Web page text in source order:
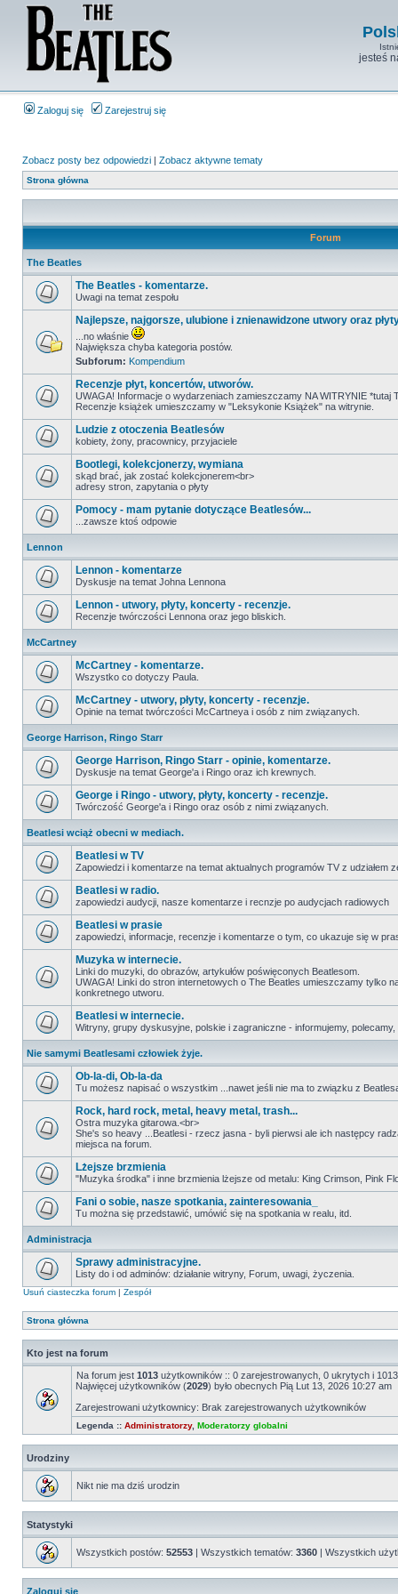
jesteś
Zaloguj się Zarejestruj się
Zobacz posty bez odpowiedzi | Zobacz aktywne tematy
Strona główna
Forum
The Beatles
The Beatles - komentarze.
Uwagi na temat zespołu
Najlepsze, najgorsze, ulubione i znienawidzone utwory oraz
...no właśnie
Największa chyba kategoria postów.
Subforum: Kompendium
Recenzje płyt, koncertów, utworów.
UWAGA! Informacje o wydarzeniach zamieszczamy NA WITRYNIE *tutaj
Recenzje książek umieszczamy w "Leksykonie Książek" na witrynie.
Ludzie z otoczenia Beatlesów
kobiety, żony, pracownicy, przyjaciele
Bootlegi, kolekcjonerzy, wymiana
skąd brać, jak zostać kolekcjonerem<br>
adresy stron, zapytania o płyty
Pomocy - mam pytanie dotyczące Beatlesów...
...zawsze ktoś odpowie
Lennon
Lennon - komentarze
Dyskusje na temat Johna Lennona
Lennon - utwory, płyty, koncerty - recenzje.
Recenzje twórczości Lennona oraz jego bliskich.
McCartney
McCartney - komentarze.
Wszystko co dotyczy Paula.
McCartney - utwory, płyty, koncerty - recenzje.
Opinie na temat twórczości McCartneya i osób z nim związanych.
George Harrison, Ringo Starr
George Harrison, Ringo Starr - opinie, komentarze.
Dyskusje na temat George'a i Ringo oraz ich krewnych.
George i Ringo - utwory, płyty, koncerty - recenzje.
Twórczość George'a i Ringo oraz osób z nimi związanych.
Beatlesi wciąż obecni w mediach.
Beatlesi w TV
Zapowiedzi i komentarze na temat aktualnych programów TV z udziałem
Beatlesi w radio.
zapowiedzi audycji, nasze komentarze i recnzje po audycjach radiowych
Beatlesi w prasie
zapowiedzi, informacje, recenzje i komentarze o tym, co ukazuje się w
Muzyka w internecie.
Linki do muzyki, do obrazów, artykułów poświęconych Beatlesom.
UWAGA! Linki do stron internetowych o The Beatles umieszczamy tylko
konkretnego utworu.
Beatlesi w internecie.
Witryny, grupy dyskusyjne, polskie i zagraniczne - informujemy, polecamy,
Nie samymi Beatlesami człowiek żyje.
Ob-la-di, Ob-la-da
Tu możesz napisać o wszystkim ...nawet jeśli nie ma to związku z
Rock, hard rock, metal, heavy metal, trash...
Ostra muzyka gitarowa.<br>
She's so heavy ...Beatlesi - rzecz jasna - byli pierwsi ale ich następcy
miejsca na forum.
Lżejsze brzmienia
"Muzyka środka" i inne brzmienia lżejsze od metalu: King Crimson, Pink
Fani o sobie, nasze spotkania, zainteresowania_
Tu można się przedstawić, umówić się na spotkania w realu, itd.
Administracja
Sprawy administracyjne.
Listy do i od adminów: działanie witryny, Forum, uwagi, życzenia.
Usuń ciasteczka forum | Zespół
Strona główna
Kto jest na forum
Na forum jest 1013 użytkowników :: 0 zarejestrowanych, 0 ukrytych i
Najwięcej użytkowników (2029) było obecnych Pią Lut 13, 2026 10:27 am
Zarejestrowani użytkownicy: Brak zarejestrowanych użytkowników
Legenda :: Administratorzy, Moderatorzy globalni
Urodziny
Nikt nie ma dziś urodzin
Statystyki
Wszystkich postów: 52553 | Wszystkich tematów: 3360 | Wszystkich
Zaloguj się